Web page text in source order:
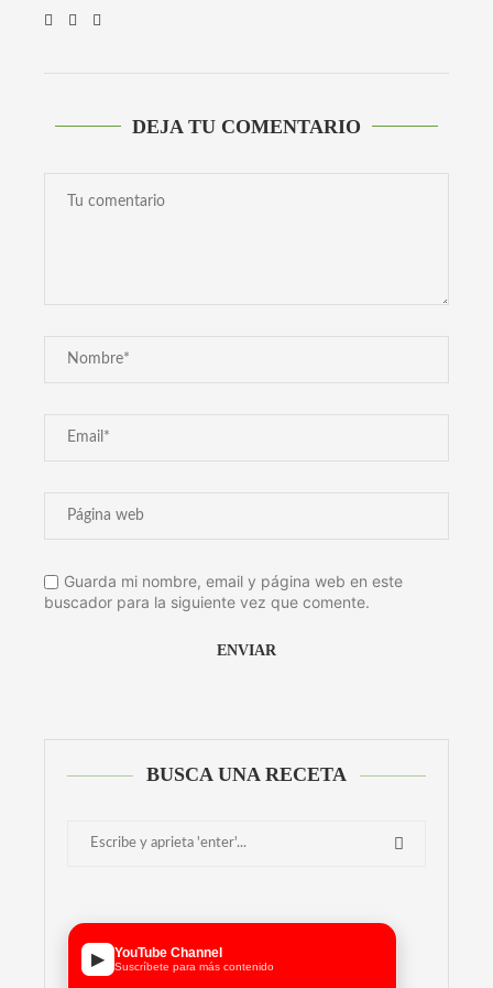
DEJA TU COMENTARIO
Guarda mi nombre, email y página web en este
buscador para la siguiente vez que comente.
BUSCA UNA RECETA
▶ YouTube Channel
Suscríbete para más contenido